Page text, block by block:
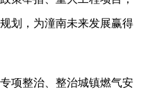
划，为潼南未来发展赢得
项整治、整治城镇燃气安